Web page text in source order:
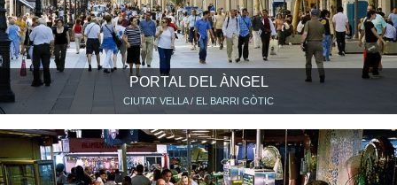
PORTAL DEL ÀNGEL
CIUTAT VELLA / EL BARRI GÒTIC